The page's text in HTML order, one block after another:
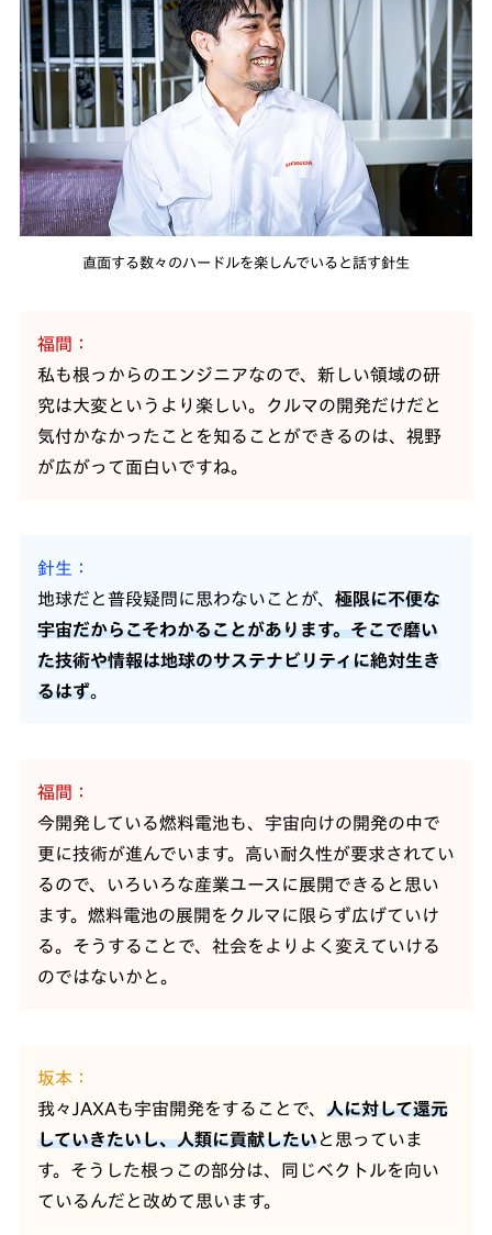
直面する数々のハードルを楽しんでいると話す針生
福間
私も根っからのエンジニアなので、新しい領域の研
究は大変というより楽しい。クルマの開発だけだと
気付かなかったことを知ることができるのは、視野
が広がって面白いですね。
針生
地球だと普段疑問に思わないことが、 極限に不便な
宇宙だからこそわかることがあります。そこで磨い
た技術や情報は地球のサステナビリティに絶対生き
るはず。
福間
今開発している燃料電池も、宇宙向けの開発の中で
更に技術が進んでいます。高い耐久性が要求されてい
るので、いろいろな産業ユースに展開できると思い
ます。燃料電池の展開をクルマに限らず広げていけ
る。そうすることで、社会をよりよく変えていける
のではないかと。
坂本
我々JAXAも宇宙開発をすることで、 人に対して還元
していきたいし、人類に貢献したいと思っていま
す。そうした根っこの部分は、同じベクトルを向い
ているんだと改めて思います。